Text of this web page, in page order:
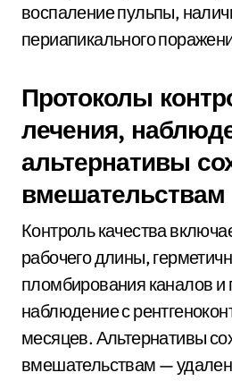
воспаление пульпы,
периапикального
Протоколы
лечения,
альтернативы
вмешательствам
Контроль качества
рабочего длины,
пломбирования каналов
наблюдение с
месяцев. Альтернативы
вмешательствам —